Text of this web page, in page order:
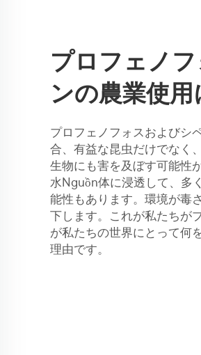
プロフェノ
ンの農業使
プロフェノフォスおよびシ
合、有益な昆虫だけでなく
生物にも害を及ぼす可能性
水Nguồn体に浸透して、多
能性もあります。環境が毒
下します。これが私たちが
が私たちの世界にとって何
理由です。